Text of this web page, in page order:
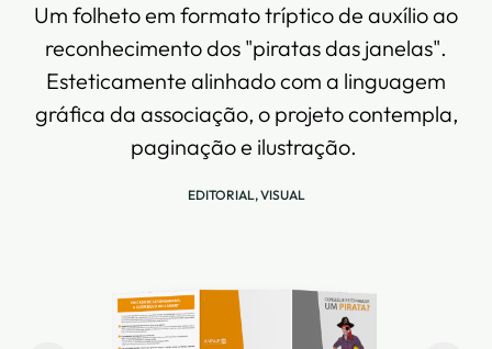
Um folheto em formato tríptico de auxílio ao
reconhecimento dos "piratas das janelas".
Esteticamente alinhado com a linguagem
gráfica da associação, o projeto contempla,
paginação e ilustração. ​
EDITORIAL,VISUAL